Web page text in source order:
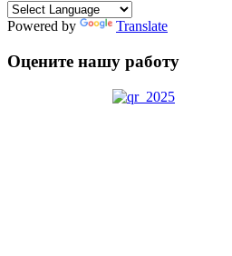
Powered by Translate
Оцените нашу работу